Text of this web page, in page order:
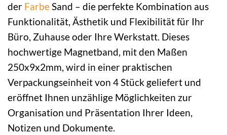
der FarbeSand – die perfekte Kombination aus
Funktionalität, Ästhetik und Flexibilität für Ihr
Büro, Zuhause oder Ihre Werkstatt. Dieses
hochwertige Magnetband, mit den Maßen
250x9x2mm, wird in einer praktischen
Verpackungseinheit von 4 Stück geliefert und
eröffnet Ihnen unzählige Möglichkeiten zur
Organisation und Präsentation Ihrer Ideen,
Notizen und Dokumente.